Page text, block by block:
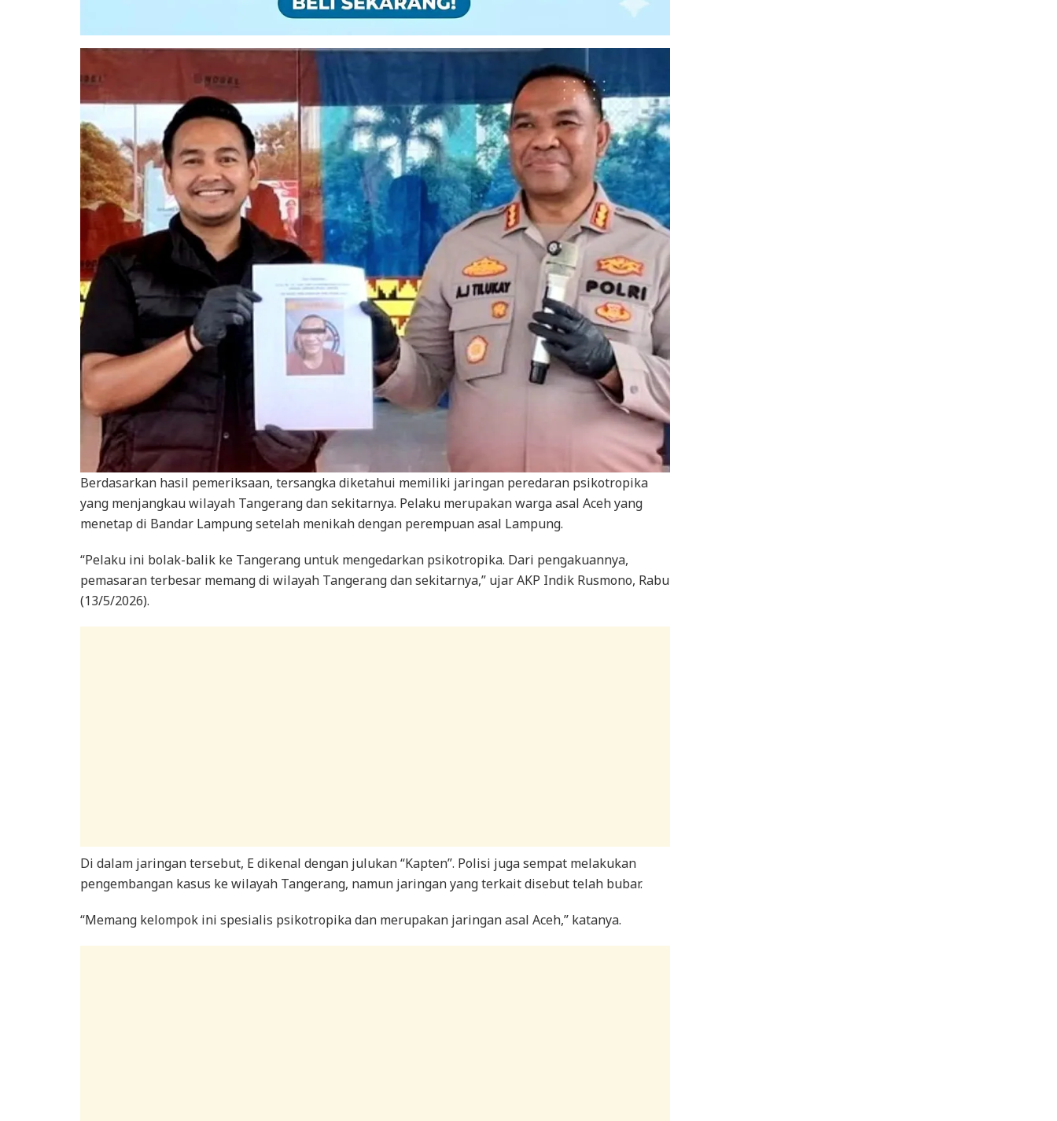
Berdasarkan hasil pemeriksaan, tersangka diketahui memiliki jaringan peredaran psikotropika
yang menjangkau wilayah Tangerang dan sekitarnya. Pelaku merupakan warga asal Aceh yang
menetap di Bandar Lampung setelah menikah dengan perempuan asal Lampung.
“Pelaku ini bolak-balik ke Tangerang untuk mengedarkan psikotropika. Dari pengakuannya,
pemasaran terbesar memang di wilayah Tangerang dan sekitarnya,” ujar AKP Indik Rusmono, Rabu
(13/5/2026).
Di dalam jaringan tersebut, E dikenal dengan julukan “Kapten”. Polisi juga sempat melakukan
pengembangan kasus ke wilayah Tangerang, namun jaringan yang terkait disebut telah bubar.
“Memang kelompok ini spesialis psikotropika dan merupakan jaringan asal Aceh,” katanya.